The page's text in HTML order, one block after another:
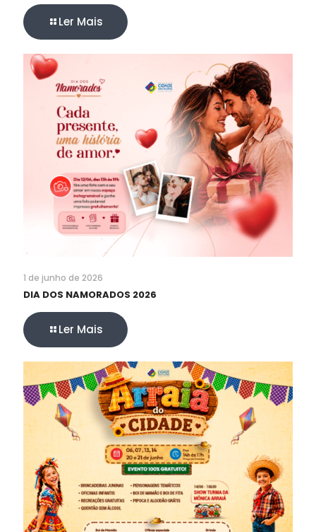
Ler Mais
1 de junho de 2026
DIA DOS NAMORADOS 2026
Ler Mais